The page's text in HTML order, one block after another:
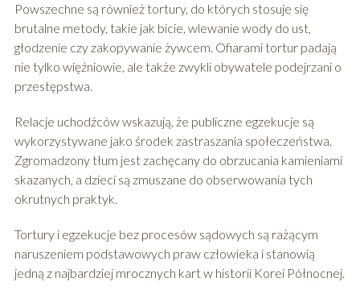
Powszechne są również tortury, do których stosuje się
brutalne metody, takie jak bicie, wlewanie wody do ust,
głodzenie czy zakopywanie żywcem. Ofiarami tortur padają
nie tylko więźniowie, ale także zwykli obywatele podejrzani o
przestępstwa.
Relacje uchodźców wskazują, że publiczne egzekucje są
wykorzystywane jako środek zastraszania społeczeństwa.
Zgromadzony tłum jest zachęcany do obrzucania kamieniami
skazanych, a dzieci są zmuszane do obserwowania tych
okrutnych praktyk.
Tortury i egzekucje bez procesów sądowych są rażącym
naruszeniem podstawowych praw człowieka i stanowią
jedną z najbardziej mrocznych kart w historii Korei Północnej.